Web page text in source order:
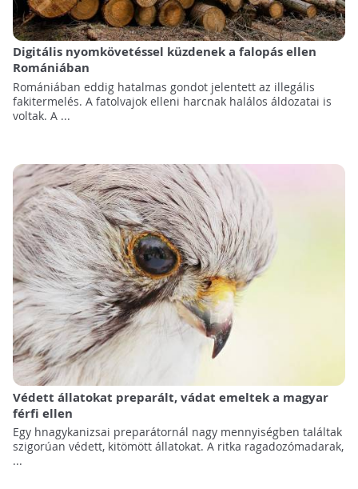
Digitális nyomkövetéssel küzdenek a falopás ellen
Romániában
Romániában eddig hatalmas gondot jelentett az illegális
fakitermelés. A fatolvajok elleni harcnak halálos áldozatai is
voltak. A ...
Védett állatokat preparált, vádat emeltek a magyar
férfi ellen
Egy hnagykanizsai preparátornál nagy mennyiségben találtak
szigorúan védett, kitömött állatokat. A ritka ragadozómadarak,
...